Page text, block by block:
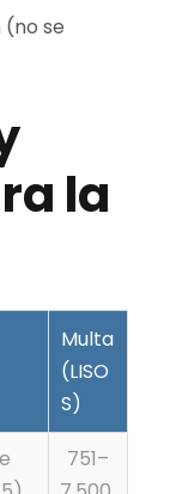
se
la
Multa
(LISO
S)
751–